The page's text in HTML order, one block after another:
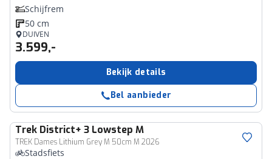
Schijfrem
50 cm
DUIVEN
3.599,-
Bekijk details
Bel aanbieder
Trek District+ 3 Lowstep M
TREK Dames Lithium Grey M 50cm M 2026
Stadsfiets